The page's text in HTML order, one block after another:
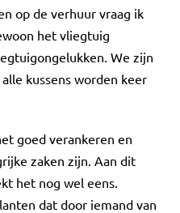
op de verhuur vraag ik
het vliegtuig
We zijn
kussens worden keer
goed verankeren en
zaken zijn. Aan dit
het nog wel eens.
dat door iemand van